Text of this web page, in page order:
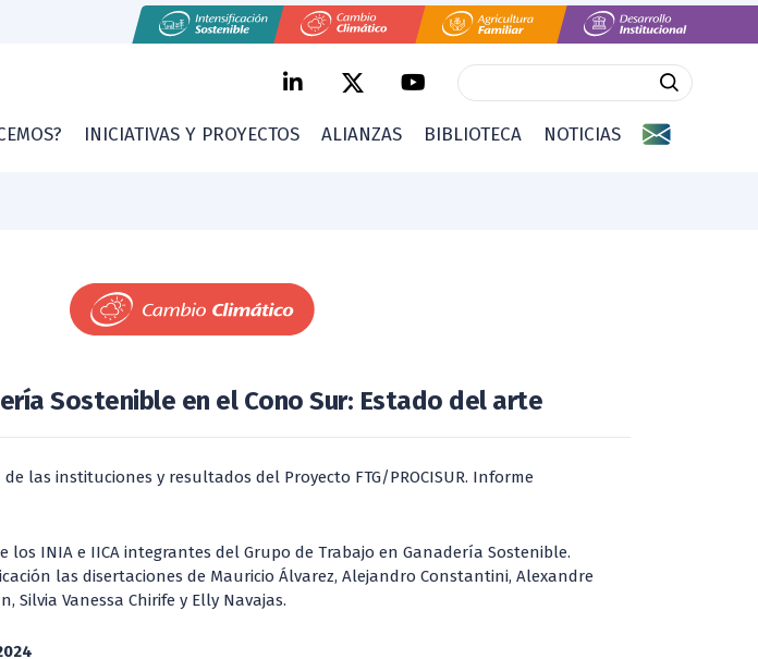
INICIATIVAS Y PROYECTOS ALIANZAS BIBLIOTECA NOTICIAS
Sostenible en el Cono Sur: Estado del arte
las instituciones y resultados del Proyecto FTG/PROCISUR. Informe
los INIA e IICA integrantes del Grupo de Trabajo en Ganadería Sostenible.
las disertaciones de Mauricio Álvarez, Alejandro Constantini, Alexandre
Silvia Vanessa Chirife y Elly Navajas.